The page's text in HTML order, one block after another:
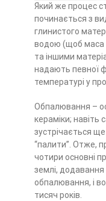
Який же процес
починається з
глинистого
водою (щоб маса
та іншими
надають певної
температурі у
Обпалювання –
кераміки; навіть
зустрічається
“палити”. Отже,
чотири основні
землі,
обпалювання, і
тисяч років.